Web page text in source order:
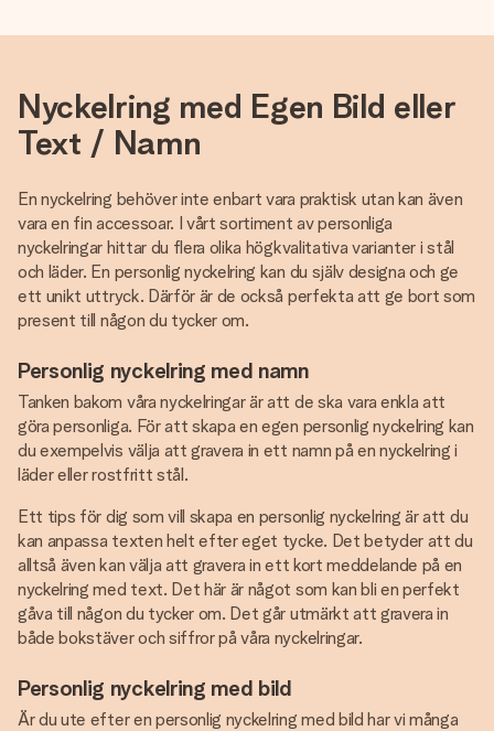
Nyckelring med Egen Bild eller
Text / Namn
En nyckelring behöver inte enbart vara praktisk utan kan även
vara en fin accessoar. I vårt sortiment av personliga
nyckelringar hittar du flera olika högkvalitativa varianter i stål
och läder. En personlig nyckelring kan du själv designa och ge
ett unikt uttryck. Därför är de också perfekta att ge bort som
present till någon du tycker om.
Personlig nyckelring med namn
Tanken bakom våra nyckelringar är att de ska vara enkla att
göra personliga. För att skapa en egen personlig nyckelring kan
du exempelvis välja att gravera in ett namn på en nyckelring i
läder eller rostfritt stål.
Ett tips för dig som vill skapa en personlig nyckelring är att du
kan anpassa texten helt efter eget tycke. Det betyder att du
alltså även kan välja att gravera in ett kort meddelande på en
nyckelring med text. Det här är något som kan bli en perfekt
gåva till någon du tycker om. Det går utmärkt att gravera in
både bokstäver och siffror på våra nyckelringar.
Personlig nyckelring med bild
Är du ute efter en personlig nyckelring med bild har vi många